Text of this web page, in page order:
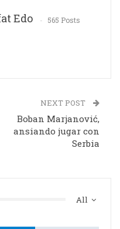
Edo
565 Posts
NEXT POST
Boban Marjanović,
ansiando jugar con
Serbia
All